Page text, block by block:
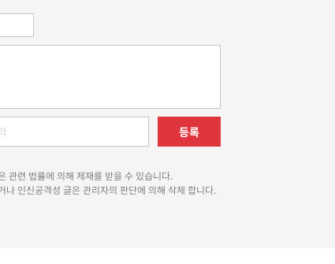
등록
관련 법률에 의해 제재를 받을 수 있습니다.
인신공격성 글은 관리자의 판단에 의해 삭제 합니다.